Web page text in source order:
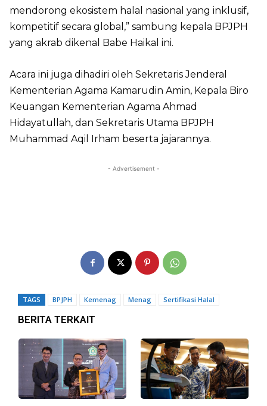
mendorong ekosistem halal nasional yang inklusif,
kompetitif secara global,” sambung kepala BPJPH
yang akrab dikenal Babe Haikal ini.
Acara ini juga dihadiri oleh Sekretaris Jenderal
Kementerian Agama Kamarudin Amin, Kepala Biro
Keuangan Kementerian Agama Ahmad
Hidayatullah, dan Sekretaris Utama BPJPH
Muhammad Aqil Irham beserta jajarannya.
- Advertisement -
TAGS BPJPH Kemenag Menag Sertifikasi Halal
BERITA TERKAIT